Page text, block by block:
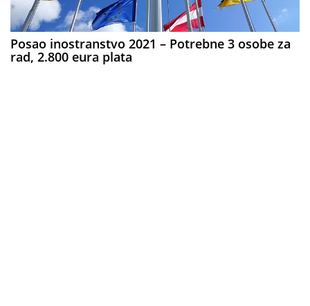
Posao inostranstvo 2021 – Potrebne 3 osobe za
rad, 2.800 eura plata